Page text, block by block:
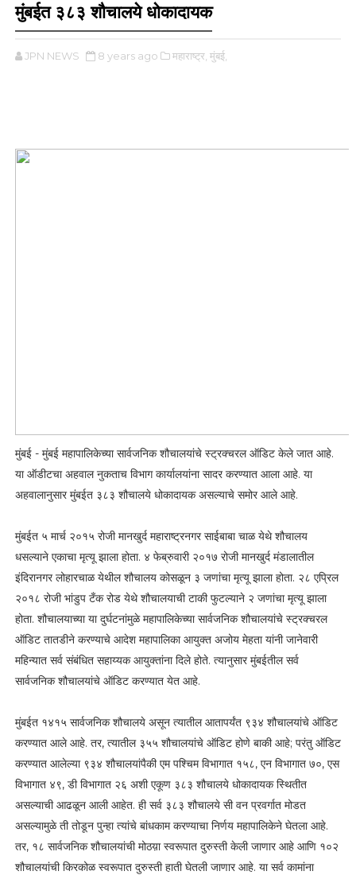
मुंबईत ३८३ शौचालये धोकादायक
JPN NEWS 8 years ago महाराष्ट्र, मुंबई,
मुंबई - मुंबई महापालिकेच्या सार्वजनिक शौचालयांचे स्ट्रक्चरल ऑडिट केले जात आहे.
या ऑडीटचा अहवाल नुकताच विभाग कार्यालयांना सादर करण्यात आला आहे. या
अहवालानुसार मुंबईत ३८३ शौचालये धोकादायक असल्याचे समोर आले आहे.
मुंबईत ५ मार्च २०१५ रोजी मानखुर्द महाराष्ट्रनगर साईबाबा चाळ येथे शौचालय
धसल्याने एकाचा मृत्यू झाला होता. ४ फेब्रुवारी २०१७ रोजी मानखुर्द मंडालातील
इंदिरानगर लोहारचाळ येथील शौचालय कोसळून ३ जणांचा मृत्यू झाला होता. २८ एप्रिल
२०१८ रोजी भांडुप टँक रोड येथे शौचालयाची टाकी फुटल्याने २ जणांचा मृत्यू झाला
होता. शौचालयाच्या या दुर्घटनांमुळे महापालिकेच्या सार्वजनिक शौचालयांचे स्ट्रक्चरल
ऑडिट तातडीने करण्याचे आदेश महापालिका आयुक्त अजोय मेहता यांनी जानेवारी
महिन्यात सर्व संबंधित सहाय्यक आयुक्तांना दिले होते. त्यानुसार मुंबईतील सर्व
सार्वजनिक शौचालयांचे ऑडिट करण्यात येत आहे.
मुंबईत १४१५ सार्वजनिक शौचालये असून त्यातील आतापर्यंत ९३४ शौचालयांचे ऑडिट
करण्यात आले आहे. तर, त्यातील ३५५ शौचालयांचे ऑडिट होणे बाकी आहे; परंतु ऑडिट
करण्यात आलेल्या ९३४ शौचालयांपैकी एम पश्चिम विभागात १५८, एन विभागात ७०, एस
विभागात ४९, डी विभागात २६ अशी एकूण ३८३ शौचालये धोकादायक स्थितीत
असल्याची आढळून आली आहेत. ही सर्व ३८३ शौचालये सी वन प्रवर्गात मोडत
असल्यामुळे ती तोडून पुन्हा त्यांचे बांधकाम करण्याचा निर्णय महापालिकेने घेतला आहे.
तर, १८ सार्वजनिक शौचालयांची मोठय़ा स्वरूपात दुरुस्ती केली जाणार आहे आणि १०२
शौचालयांची किरकोळ स्वरूपात दुरुस्ती हाती घेतली जाणार आहे. या सर्व कामांना